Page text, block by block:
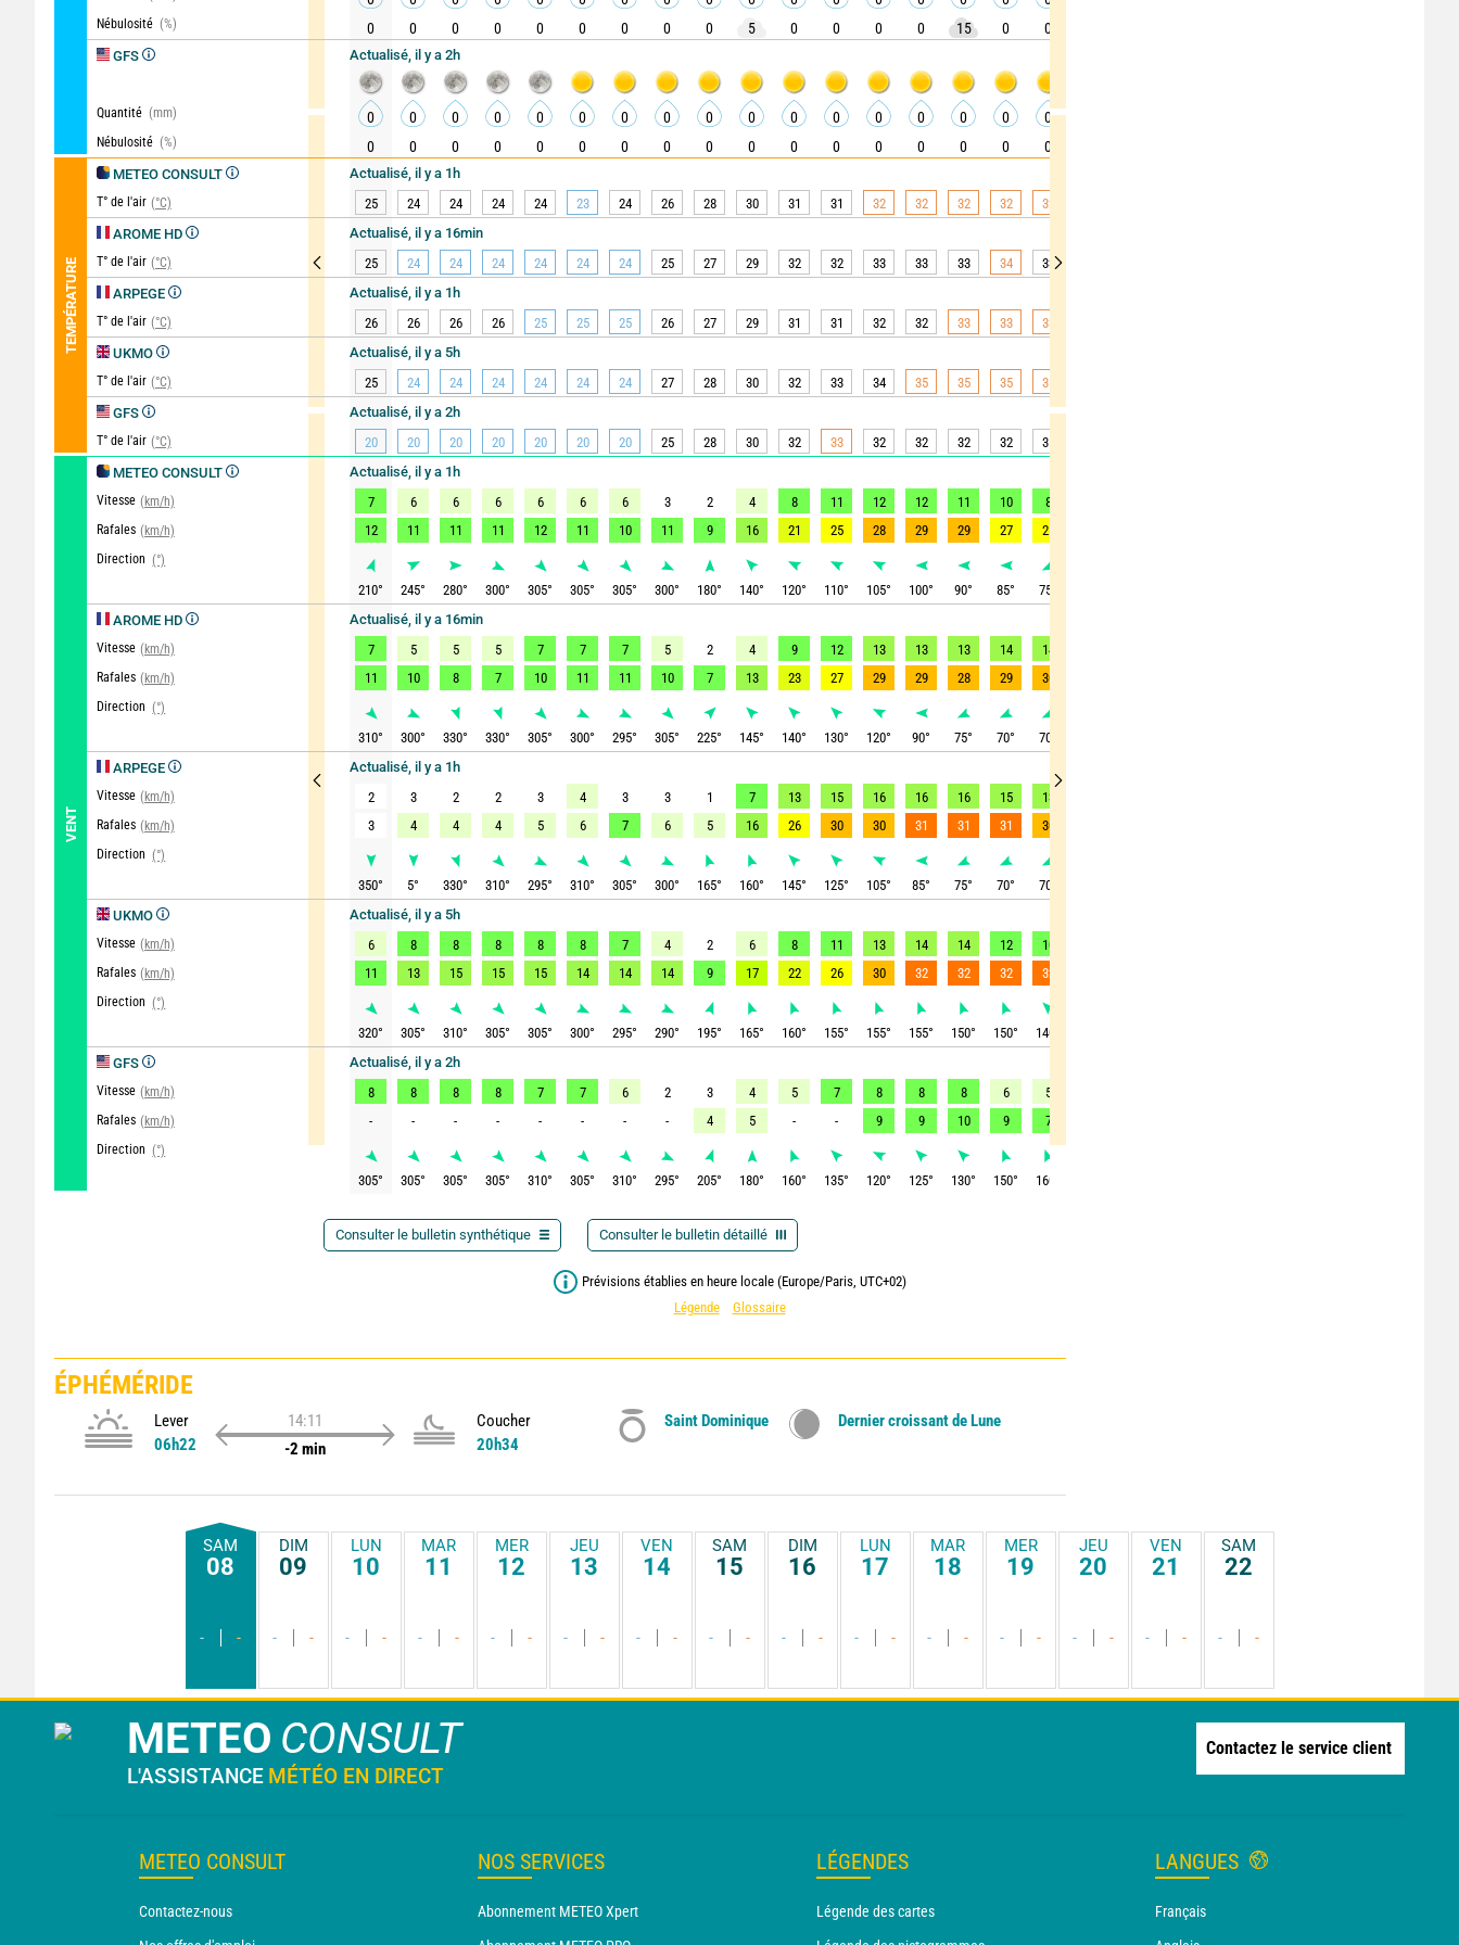
Nébulosité (%)
GFS
Quantité (mm)
Nébulosité (%)
TEMPÉRATURE
METEO CONSULT
T° de l'air (°C)
AROME HD
T° de l'air (°C)
ARPEGE
T° de l'air (°C)
UKMO
T° de l'air (°C)
GFS
T° de l'air (°C)
VENT
METEO CONSULT
Vitesse (km/h)
Rafales (km/h)
Direction (°)
AROME HD
Vitesse (km/h)
Rafales (km/h)
Direction (°)
ARPEGE
Vitesse (km/h)
Rafales (km/h)
Direction (°)
UKMO
Vitesse (km/h)
Rafales (km/h)
Direction (°)
GFS
Vitesse (km/h)
Rafales (km/h)
Direction (°)
0
0 0 0 0 0 0 0 0 5 0 0 0 0 15 0 0
Actualisé, il y a 2h
0 0 0 0 0 0 0 0 0 0 0 0 0 0 0 0 0
0
0 0 0 0 0 0 0 0 0 0 0 0 0 0 0 0
Actualisé, il y a 1h
25
24 24 24 24 23 24 26 28 30 31 31 32 32 32 32 32
Actualisé, il y a 16min
25
24 24 24 24 24 24 25 27 29 32 32 33 33 33 34 33
Actualisé, il y a 1h
26
26 26 26 25 25 25 26 27 29 31 31 32 32 33 33 33
Actualisé, il y a 5h
25
24 24 24 24 24 24 27 28 30 32 33 34 35 35 35 35
Actualisé, il y a 2h
20
20 20 20 20 20 20 25 28 30 32 33 32 32 32 32 31
Actualisé, il y a 1h
7
6 6 6 6 6 6 3 2 4 8 11 12 12 11 10 8
12
11 11 11 12 11 10 11 9 16 21 25 28 29 29 27 25
210° 245° 280° 300° 305° 305° 305° 300° 180° 140° 120° 110° 105° 100° 90° 85° 75
Actualisé, il y a 16min
7
5 5 5 7 7 7 5 2 4 9 12 13 13 13 14 14
11
10 8 7 10 11 11 10 7 13 23 27 29 29 28 29 30
310° 300° 330° 330° 305° 300° 295° 305° 225° 145° 140° 130° 120° 90° 75° 70° 70
Actualisé, il y a 1h
2
3 2 2 3 4 3 3 1 7 13 15 16 16 16 15 13
3
4 4 4 5 6 7 6 5 16 26 30 30 31 31 31 30
350° 5° 330° 310° 295° 310° 305° 300° 165° 160° 145° 125° 105° 85° 75° 70° 70
Actualisé, il y a 5h
6
8 8 8 8 8 7 4 2 6 8 11 13 14 14 12 10
11
13 15 15 15 14 14 14 9 17 22 26 30 32 32 32 32
320° 305° 310° 305° 305° 300° 295° 290° 195° 165° 160° 155° 155° 155° 150° 150° 140
Actualisé, il y a 2h
8
8 8 8 7 7 6 2 3 4 5 7 8 8 8 6 5
-
- - - - - - - 4 5 - - 9 9 10 9 7
305° 305° 305° 305° 310° 305° 310° 295° 205° 180° 160° 135° 120° 125° 130° 150° 160
Consulter le bulletin synthétique Consulter le bulletin détaillé
Prévisions établies en heure locale (Europe/Paris, UTC+02)
Légende
Glossaire
ÉPHÉMÉRIDE
Lever
06h22
14:11
-2 min
Coucher
20h34
Saint Dominique Dernier croissant de Lune
SAM
08
- -
DIM
09
- -
LUN
10
- -
MAR
11
- -
MER
12
- -
JEU
13
- -
VEN
14
- -
SAM
15
- -
DIM
16
- -
LUN
17
- -
MAR
18
- -
MER
19
- -
JEU
20
- -
VEN
21
- -
SAM
22
- -
METEO CONSULT
L'ASSISTANCE MÉTÉO EN DIRECT
Contactez le service client
METEO CONSULT
Contactez-nous
NOS SERVICES
Abonnement METEO Xpert
LÉGENDES
Légende des cartes
LANGUES
Français